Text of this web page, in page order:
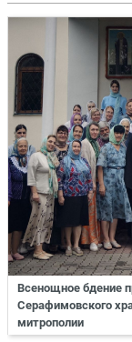
Всенощное бдение
Серафимовского
митрополии